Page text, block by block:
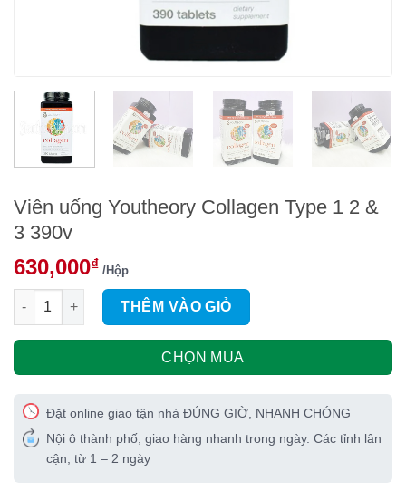
Viên uống Youtheory Collagen Type 1 2 &
3 390v
630,000₫ /Hộp
Viên uống Youtheory Collagen Type 1 2 & 3 390v số lượng
THÊM VÀO GIỎ
CHỌN MUA
Đặt online giao tận nhà ĐÚNG GIỜ, NHANH CHÓNG
Nội ô thành phố, giao hàng nhanh trong ngày. Các tỉnh lân
cận, từ 1 – 2 ngày